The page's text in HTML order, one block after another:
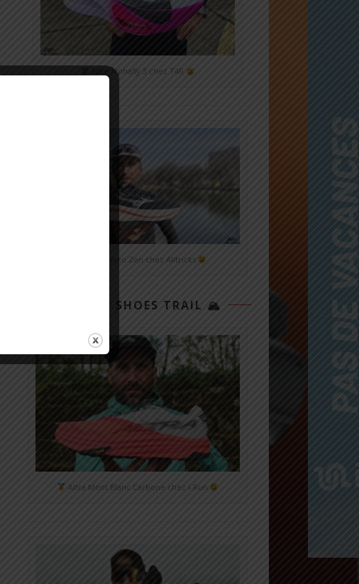
Nike Alphafly 3 chez T4R
Mizuno Neo Zen chez Alltricks
TOP 3 SHOES TRAIL 🏔
Altra Mont Blanc Carbone chez i-Run